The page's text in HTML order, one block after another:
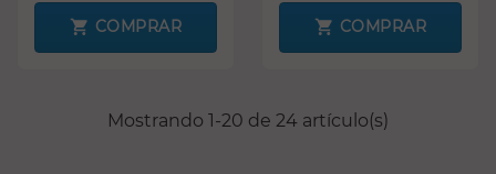
COMPRAR COMPRAR
Mostrando 1-20 de 24 artículo(s)